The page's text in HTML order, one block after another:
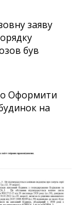
заяву
був
Оформити
на